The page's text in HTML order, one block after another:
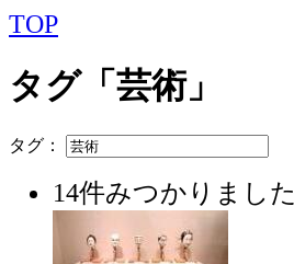
TOP
タグ「芸術」
タグ：
14件みつかりました